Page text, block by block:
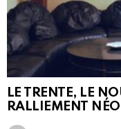
LE TRENTE, LE
RALLIEMENT